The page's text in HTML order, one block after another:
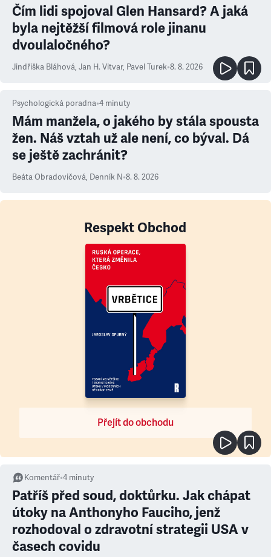
Čím lidi spojoval Glen Hansard? A jaká
byla nejtěžší filmová role jinanu
dvoulaločného?
Jindřiška Bláhová, Jan H. Vitvar, Pavel Turek•8. 8. 2026
Psychologická poradna•4 minuty
Mám manžela, o jakého by stála spousta
žen. Náš vztah už ale není, co býval. Dá
se ještě zachránit?
Beáta Obradovičová, Denník N•8. 8. 2026
Respekt Obchod
Přejít do obchodu
Komentář•4 minuty
Patříš před soud, doktůrku. Jak chápat
útoky na Anthonyho Fauciho, jenž
rozhodoval o zdravotní strategii USA v
časech covidu